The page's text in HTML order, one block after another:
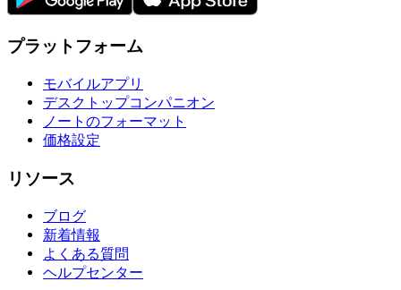
プラットフォーム
モバイルアプリ
デスクトップコンパニオン
ノートのフォーマット
価格設定
リソース
ブログ
新着情報
よくある質問
ヘルプセンター